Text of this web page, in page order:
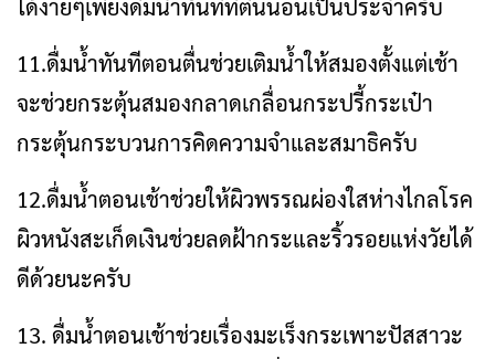
ได้ง่ายๆเพียงดื่มน้ำทันทีที่ตื่นนอนเป็นประจำครับ
11.ดื่มน้ำทันทีตอนตื่นช่วยเติมน้ำให้สมองตั้งแต่เช้า
จะช่วยกระตุ้นสมองกลาดเกลื่อนกระปรี้กระเป๋า
กระตุ้นกระบวนการคิดความจำและสมาธิครับ
12.ดื่มน้ำตอนเช้าช่วยให้ผิวพรรณผ่องใสห่างไกลโรค
ผิวหนังสะเก็ดเงินช่วยลดฝ้ากระและริ้วรอยแห่งวัยได้
ดีด้วยนะครับ
13. ดื่มน้ำตอนเช้าช่วยเรื่องมะเร็งกระเพาะปัสสาวะ